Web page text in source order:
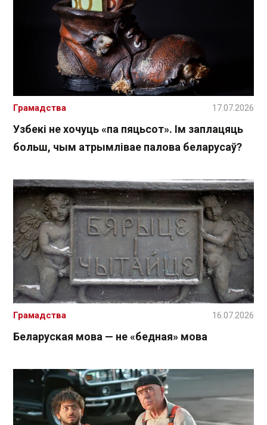
Узбекі не хочуць «па пяцьсот». Ім заплацяць
больш, чым атрымлівае палова беларусаў?
Грамадства 17.07.2026
Беларуская мова — не «бедная» мова
Грамадства 16.07.2026